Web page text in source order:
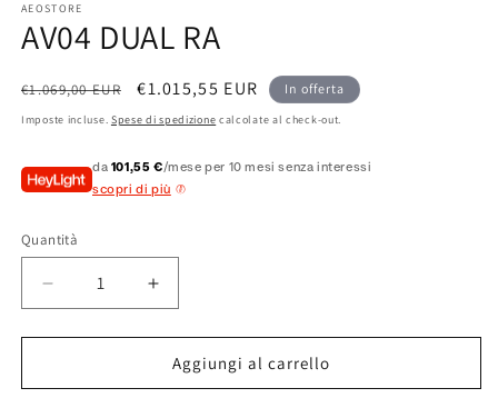
multimediali
1
in
AEOSTORE
AV04 DUAL RA
Prezzo
di
€1.069,00 EUR
Prezzo
scontato
€1.015,55 EUR In offerta
Imposte incluse. Spese di spedizione calcolate al check-out.
da 101,55 €/mese per 10 mesi senza interessi
scopri di più
Quantità
Quantità
Diminuisci
quantità
per
DUAL
Aumenta
quantità
per
AV04
DUAL
Aggiungi al carrello